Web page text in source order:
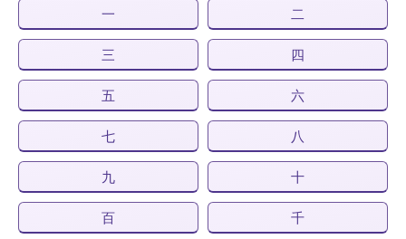
一 二
三 四
五 六
七 八
九 十
百 千